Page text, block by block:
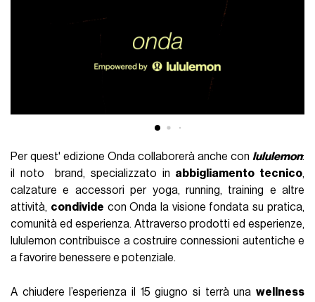
Per quest' edizione Onda collaborerà anche con lululemon:
il noto brand, specializzato in abbigliamento tecnico,
calzature e accessori per yoga, running, training e altre
attività, condivide con Onda la visione fondata su pratica,
comunità ed esperienza. Attraverso prodotti ed esperienze,
lululemon contribuisce a costruire connessioni autentiche e
a favorire benessere e potenziale.
A chiudere l’esperienza il 15 giugno si terrà una wellness